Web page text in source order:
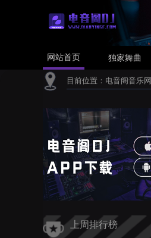
网站首页 独家舞曲
目前位置： 电音阁音乐网
上周排行榜